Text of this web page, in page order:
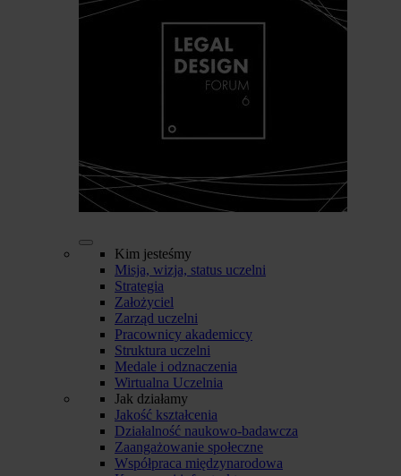
Kim jesteśmy
Misja, wizja, status uczelni
Strategia
Założyciel
Zarząd uczelni
Pracownicy akademiccy
Struktura uczelni
Medale i odznaczenia
Wirtualna Uczelnia
Jak działamy
Jakość kształcenia
Działalność naukowo-badawcza
Zaangażowanie społeczne
Współpraca międzynarodowa